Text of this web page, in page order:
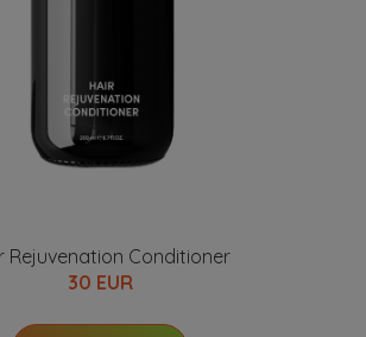
Rejuvenation Conditioner
30 EUR